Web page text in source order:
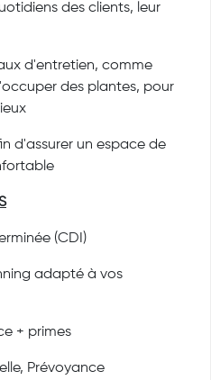
des clients, leur
d'entretien, comme
des plantes, pour
d'assurer un espace de
(CDI)
adapté à vos
+ primes
Prévoyance